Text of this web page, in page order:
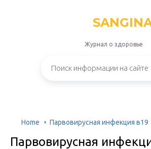
Журнал о здоровье
Home Парвовирусная инфекция в19
Парвовирусная